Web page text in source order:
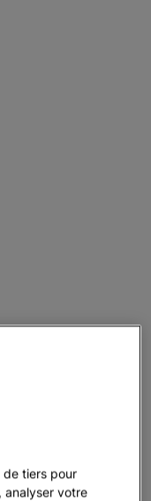
de tiers pour
analyser votre